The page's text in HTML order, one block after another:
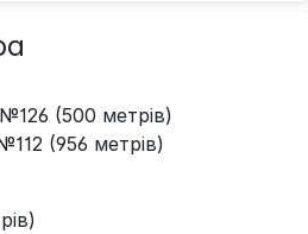
(500 метрів)
(956 метрів)